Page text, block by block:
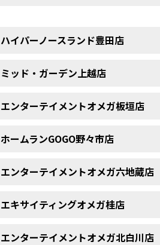
ハイパーノースランド豊田店
ミッド・ガーデン上越店
エンターテイメントオメガ板垣店
ホームランGOGO野々市店
エンターテイメントオメガ六地蔵店
エキサイティングオメガ桂店
エンターテイメントオメガ北白川店